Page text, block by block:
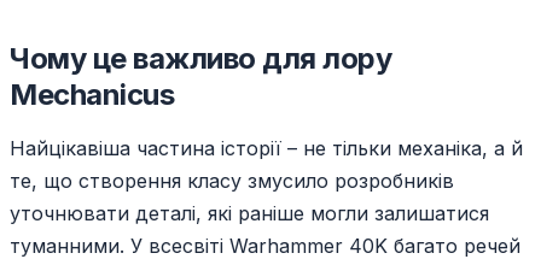
Чому це важливо для лору
Mechanicus
Найцікавіша частина історії – не тільки механіка, а й
те, що створення класу змусило розробників
уточнювати деталі, які раніше могли залишатися
туманними. У всесвіті Warhammer 40K багато речей